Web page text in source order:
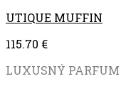
UTIQUE MUFFIN
115.70 €
LUXUSNÝ PARFUM